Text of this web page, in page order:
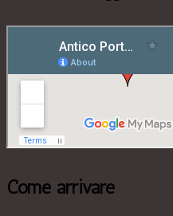
Come arrivare